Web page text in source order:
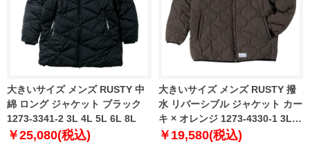
大きいサイズ メンズ RUSTY 中
綿 ロング ジャケット ブラック
1273-3341-2 3L 4L 5L 6L 8L
￥25,080(税込)
大きいサイズ メンズ RUSTY 撥
水 リバーシブル ジャケット カー
キ × オレンジ 1273-4330-1 3L
4L 5L 6L
￥19,580(税込)